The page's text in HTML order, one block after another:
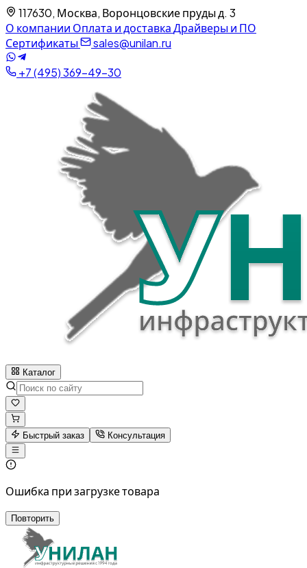
117630, Москва, Воронцовские пруды д. 3
О компании Оплата и доставкаДрайверы и ПО
Сертификаты
sales@unilan.ru
+7 (495) 369-49-30
Каталог
Быстрый заказ Консультация
Ошибка при загрузке товара
Повторить